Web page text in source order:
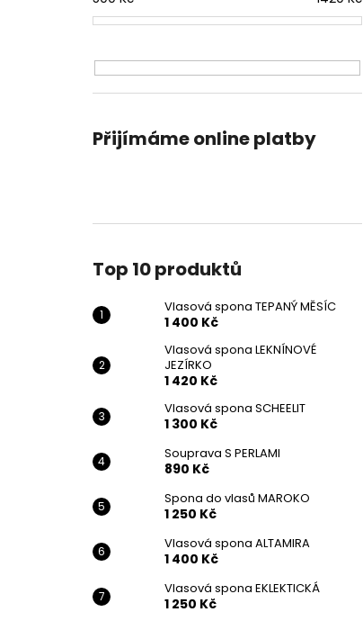
Přijímáme online platby
Top 10 produktů
Vlasová spona TEPANÝ MĚSÍC
1 400 Kč
Vlasová spona LEKNÍNOVÉ
JEZÍRKO
1 420 Kč
Vlasová spona SCHEELIT
1 300 Kč
Souprava S PERLAMI
890 Kč
Spona do vlasů MAROKO
1 250 Kč
Vlasová spona ALTAMIRA
1 400 Kč
Vlasová spona EKLEKTICKÁ
1 250 Kč